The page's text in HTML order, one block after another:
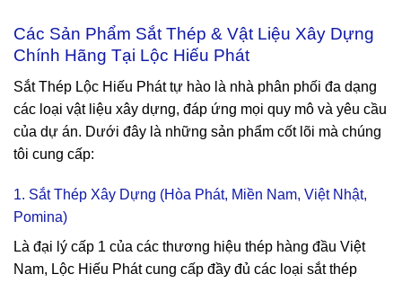
Các Sản Phẩm Sắt Thép & Vật Liệu Xây Dựng
Chính Hãng Tại Lộc Hiếu Phát
Sắt Thép Lộc Hiếu Phát tự hào là nhà phân phối đa dạng
các loại vật liệu xây dựng, đáp ứng mọi quy mô và yêu cầu
của dự án. Dưới đây là những sản phẩm cốt lõi mà chúng
tôi cung cấp:
1. Sắt Thép Xây Dựng (Hòa Phát, Miền Nam, Việt Nhật,
Pomina)
Là đại lý cấp 1 của các thương hiệu thép hàng đầu Việt
Nam, Lộc Hiếu Phát cung cấp đầy đủ các loại sắt thép